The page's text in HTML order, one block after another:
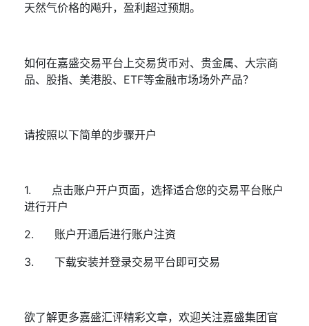
天然气价格的飚升，盈利超过预期。
如何在嘉盛交易平台上交易货币对、贵金属、大宗商
品、股指、美港股、 ETF等金融市场场外产品？
请按照以下简单的步骤开户
1. 点击账户开户页面，选择适合您的交易平台账户
进行开户
2. 账户开通后进行账户注资
3. 下载安装并登录交易平台即可交易
欲了解更多嘉盛汇评精彩文章，欢迎关注嘉盛集团官